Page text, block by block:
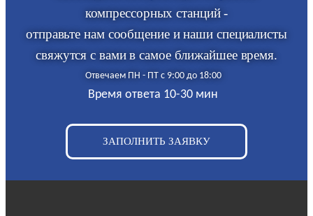
компрессорных станций -
отправьте нам сообщение и наши специалисты
свяжутся с вами в самое ближайшее время.
Отвечаем ПН - ПТ с 9:00 до 18:00
Время ответа 10-30 мин
ЗАПОЛНИТЬ ЗАЯВКУ